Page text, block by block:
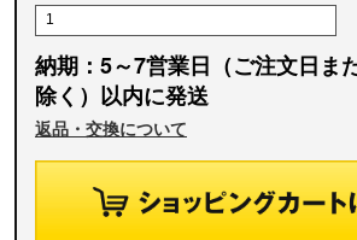
納期：5～7営業日（ご注文日ま
除く）以内に発送
返品・交換について